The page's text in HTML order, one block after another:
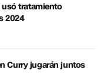
tratamiento
2024
Curry jugarán juntos